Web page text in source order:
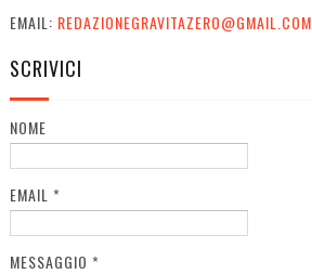
EMAIL: REDAZIONEGRAVITAZERO@GMAIL.COM
SCRIVICI
NOME
EMAIL *
MESSAGGIO *